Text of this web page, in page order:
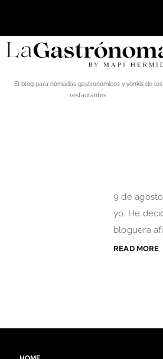
El blog para nómadas gastronómicos y yonkis de los
restaurantes
9 de
yo. He
bloguera
READ MORE